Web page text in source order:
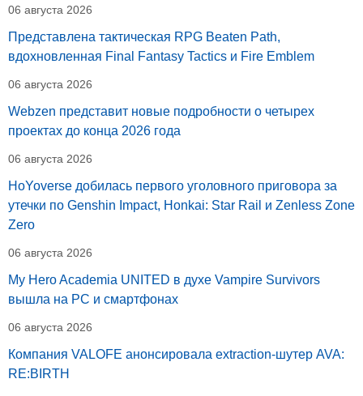
06 августа 2026
Представлена тактическая RPG Beaten Path,
вдохновленная Final Fantasy Tactics и Fire Emblem
06 августа 2026
Webzen представит новые подробности о четырех
проектах до конца 2026 года
06 августа 2026
HoYoverse добилась первого уголовного приговора за
утечки по Genshin Impact, Honkai: Star Rail и Zenless Zone
Zero
06 августа 2026
My Hero Academia UNITED в духе Vampire Survivors
вышла на PC и смартфонах
06 августа 2026
Компания VALOFE анонсировала extraction-шутер AVA:
RE:BIRTH